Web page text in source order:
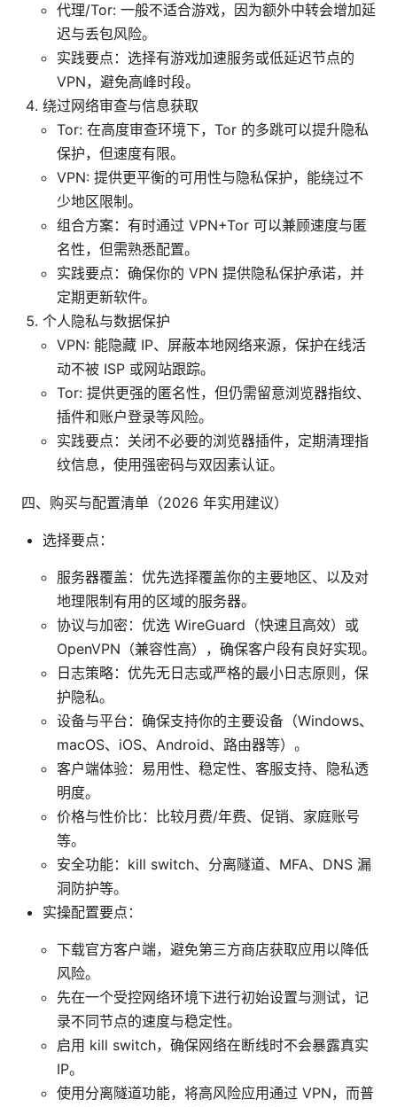
代理/Tor: 一般不适合游戏，因为额外中转会增加延
迟与丢包风险。
实践要点：选择有游戏加速服务或低延迟节点的
VPN，避免高峰时段。
绕过网络审查与信息获取
Tor: 在高度审查环境下，Tor 的多跳可以提升隐私
保护，但速度有限。
VPN: 提供更平衡的可用性与隐私保护，能绕过不
少地区限制。
组合方案：有时通过 VPN+Tor 可以兼顾速度与匿
名性，但需熟悉配置。
实践要点：确保你的 VPN 提供隐私保护承诺，并
定期更新软件。
个人隐私与数据保护
VPN: 能隐藏 IP、屏蔽本地网络来源，保护在线活
动不被 ISP 或网站跟踪。
Tor: 提供更强的匿名性，但仍需留意浏览器指纹、
插件和账户登录等风险。
实践要点：关闭不必要的浏览器插件，定期清理指
纹信息，使用强密码与双因素认证。
四、购买与配置清单（2026 年实用建议）
选择要点：
服务器覆盖：优先选择覆盖你的主要地区、以及对
地理限制有用的区域的服务器。
协议与加密：优选 WireGuard（快速且高效）或
OpenVPN（兼容性高），确保客户段有良好实现。
日志策略：优先无日志或严格的最小日志原则，保
护隐私。
设备与平台：确保支持你的主要设备（Windows、
macOS、iOS、Android、路由器等）。
客户端体验：易用性、稳定性、客服支持、隐私透
明度。
价格与性价比：比较月费/年费、促销、家庭账号
等。
安全功能：kill switch、分离隧道、MFA、DNS 漏
洞防护等。
实操配置要点：
下载官方客户端，避免第三方商店获取应用以降低
风险。
先在一个受控网络环境下进行初始设置与测试，记
录不同节点的速度与稳定性。
启用 kill switch，确保网络在断线时不会暴露真实
IP。
使用分离隧道功能，将高风险应用通过 VPN，而普